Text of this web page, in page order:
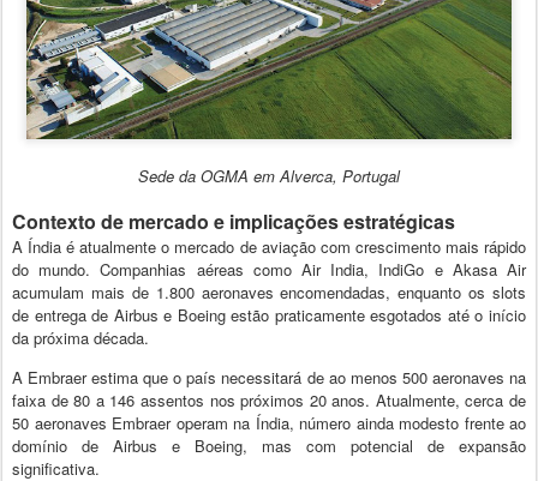
Sede da OGMA em Alverca, Portugal
Contexto de mercado e implicações estratégicas
A Índia é atualmente o mercado de aviação com crescimento mais rápido
do mundo. Companhias aéreas como Air India, IndiGo e Akasa Air
acumulam mais de 1.800 aeronaves encomendadas, enquanto os slots
de entrega de Airbus e Boeing estão praticamente esgotados até o início
da próxima década.
A Embraer estima que o país necessitará de ao menos 500 aeronaves na
faixa de 80 a 146 assentos nos próximos 20 anos. Atualmente, cerca de
50 aeronaves Embraer operam na Índia, número ainda modesto frente ao
domínio de Airbus e Boeing, mas com potencial de expansão
significativa.